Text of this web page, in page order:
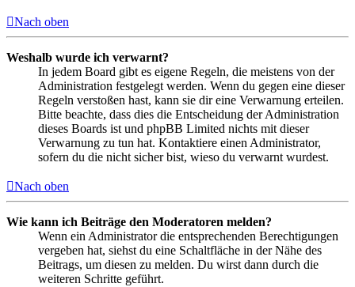
Nach oben
Weshalb wurde ich verwarnt?
In jedem Board gibt es eigene Regeln, die meistens von der
Administration festgelegt werden. Wenn du gegen eine dieser
Regeln verstoßen hast, kann sie dir eine Verwarnung erteilen.
Bitte beachte, dass dies die Entscheidung der Administration
dieses Boards ist und phpBB Limited nichts mit dieser
Verwarnung zu tun hat. Kontaktiere einen Administrator,
sofern du die nicht sicher bist, wieso du verwarnt wurdest.
Nach oben
Wie kann ich Beiträge den Moderatoren melden?
Wenn ein Administrator die entsprechenden Berechtigungen
vergeben hat, siehst du eine Schaltfläche in der Nähe des
Beitrags, um diesen zu melden. Du wirst dann durch die
weiteren Schritte geführt.